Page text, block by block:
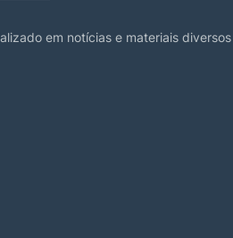
em notícias e materiais diversos